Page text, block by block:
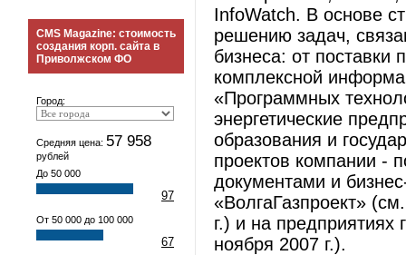
CMS Magazine: стоимость
создания корп. сайта в
Приволжском ФО
Город:
Средняя цена: 57 958
рублей
До 50 000
97
От 50 000 до 100 000
67
InfoWatch. В основе
решению задач,
бизнеса: от поставки
комплексной
«Программных
энергетические
образования и
проектов компании -
документами и
«ВолгаГазпроект»
г.) и на
ноября 2007 г.).